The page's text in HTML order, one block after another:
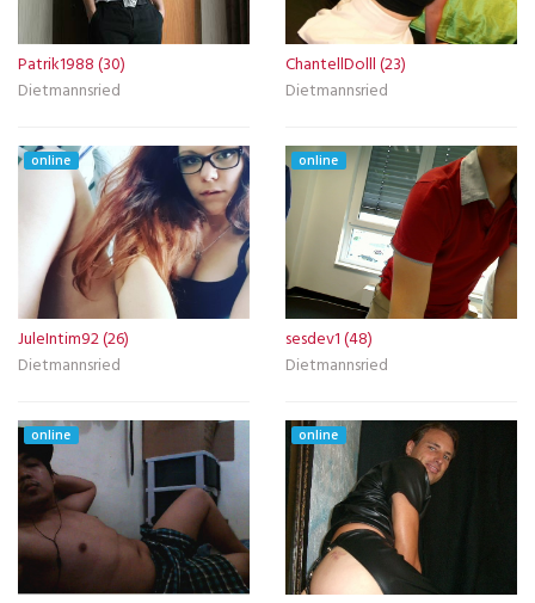
Patrik1988 (30)
Dietmannsried
ChantellDolll (23)
Dietmannsried
online
JuleIntim92 (26)
Dietmannsried
online
sesdev1 (48)
Dietmannsried
online online